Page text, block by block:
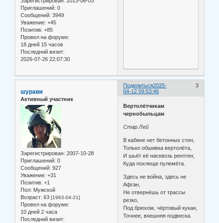
Приглашений: 0
Сообщений: 3949
Уважение: +45
Позитив: +85
Провел на форуме:
18 дней 15 часов
Последний визит:
2026-07-26 22:07:30
Поделиться 3
2025-
04-12 09:53:46
шурави
Активный участник
Зарегистрирован: 2007-10-28
Приглашений: 0
Сообщений: 927
Уважение: +31
Позитив: +1
Пол: Мужской
Возраст: 63 [1963-04-21]
Провел на форуме:
10 дней 2 часа
Последний визит:
Вертолётчикам
чернобыльцам
Стар Лей
В кабине нет бетонных стен,
Только обшивка вертолёта,
И шьёт её насквозь рентген,
Куда похлеще пулемёта.
Здесь не война, здесь не
Афган,
Не отвернёшь от трассы
резко,
Под брюхом, чёртовый кукан,
Точнее, внешняя подвеска.